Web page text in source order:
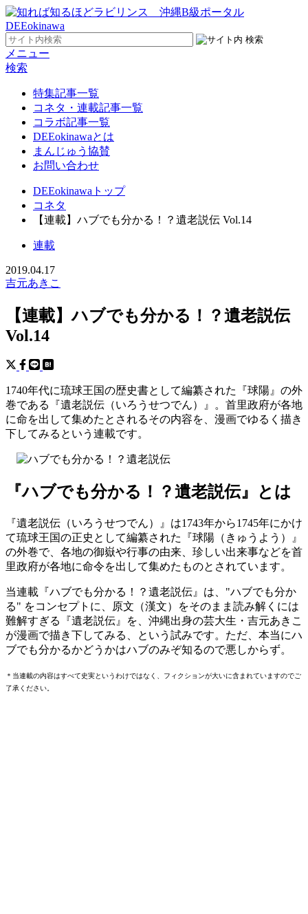
メニュー
検索
特集記事一覧
コネタ・連載記事一覧
コラボ記事一覧
DEEokinawaとは
まんじゅう協賛
お問い合わせ
DEEokinawaトップ
コネタ
【連載】ハブでも分かる！？遺老説伝 Vol.14
連載
2019.04.17
吉元あきこ
【連載】ハブでも分かる！？遺老説伝
Vol.14
1740年代に琉球王国の歴史書として編纂された『球陽』の外
巻である『遺老説伝（いろうせつでん）』。首里政府が各地
に命を出して集めたとされるその内容を、漫画でゆるく描き
下してみるという連載です。
『ハブでも分かる！？遺老説伝』とは
『遺老説伝（いろうせつでん）』は1743年から1745年にかけ
て琉球王国の正史として編纂された『球陽（きゅうよう）』
の外巻で、各地の御嶽や行事の由来、珍しい出来事などを首
里政府が各地に命令を出して集めたものとされています。
当連載『ハブでも分かる！？遺老説伝』は、"ハブでも分か
る" をコンセプトに、原文（漢文）をそのまま読み解くには
難解すぎる『遺老説伝』を、沖縄出身の芸大生・吉元あきこ
が漫画で描き下してみる、という試みです。ただ、本当にハ
ブでも分かるかどうかはハブのみぞ知るので悪しからず。
＊当連載の内容はすべて史実というわけではなく、フィクションが大いに含まれていますのでご
了承ください。